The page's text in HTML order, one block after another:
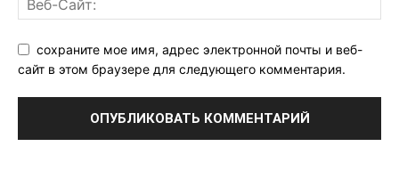
сохраните мое имя, адрес электронной почты и веб-
сайт в этом браузере для следующего комментария.